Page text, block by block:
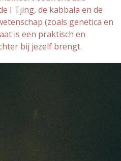
I Tjing, de kabbala en de
(zoals genetica en
is een praktisch en
bij jezelf brengt.